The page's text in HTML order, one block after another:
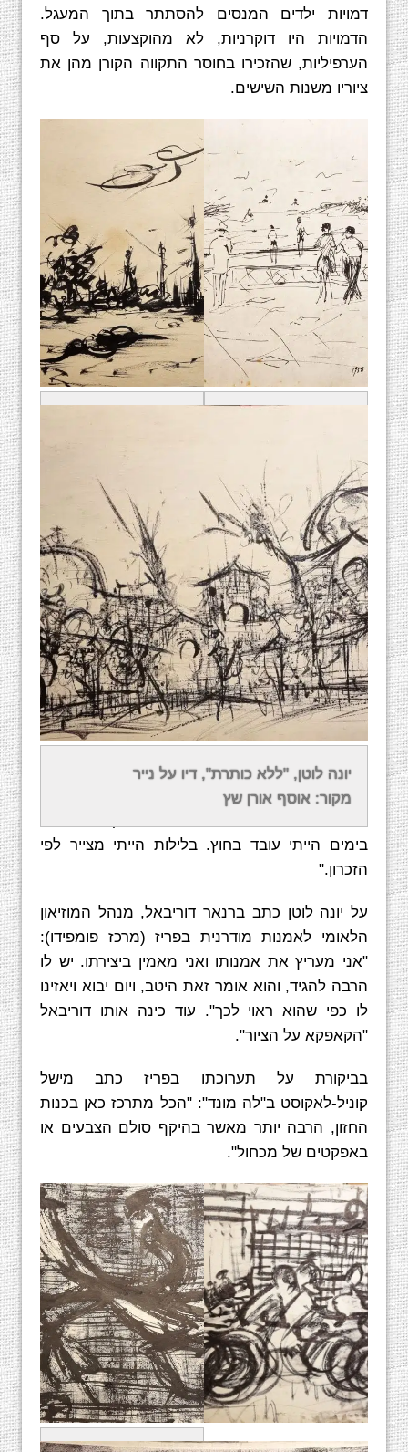
דמויות ילדים המנסים להסתתר בתוך המעגל.
הדמויות היו דוקרניות, לא מהוקצעות, על סף
הערפיליות, שהזכירו בחוסר התקווה הקורן מהן את
ציוריו משנות השישים.
על נייר
מקור: אוסף אורן שץ
יונה לוטן, "ללא כותרת", דיו על נייר
מקור: אוסף אורן שץ
על החיבור בין עבודתו כמהנדס לבין האמנות אמר
לוטן: "הכבישים, שהייתי מצוי בהם לצרכי עבודתי,
בימים הייתי עובד בחוץ. בלילות הייתי מצייר לפי
הזכרון‭".
על יונה לוטן כתב ברנאר דוריבאל, מנהל המוזיאון
הלאומי לאמנות מודרנית בפריז (מרכז פומפידו):
"אני מעריץ את אמנותו ואני מאמין ביצירתו. יש לו
הרבה להגיד, והוא אומר זאת היטב, ויום יבוא ויאזינו
לו כפי שהוא ראוי לכך". עוד כינה אותו דוריבאל
"הקאפקא על הציור".
בביקורת על תערוכתו בפריז כתב מישל
קוניל-לאקוסט ב"לה מונד": "הכל מתרכז כאן בכנות
החזון, הרבה יותר מאשר בהיקף סולם הצבעים או
באפקטים של מכחול".